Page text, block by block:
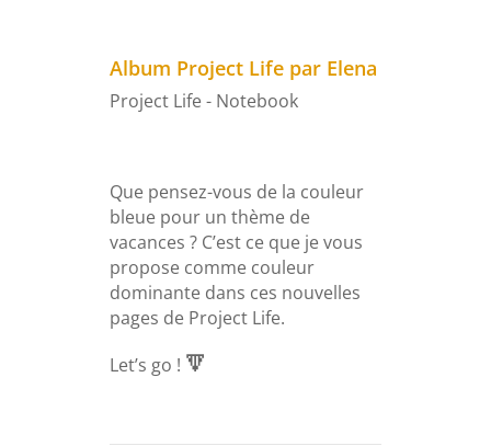
Album Project Life par Elena
Project Life - Notebook
Que pensez-vous de la couleur
bleue pour un thème de
vacances ? C’est ce que je vous
propose comme couleur
dominante dans ces nouvelles
pages de Project Life.
Let’s go ! 🔽